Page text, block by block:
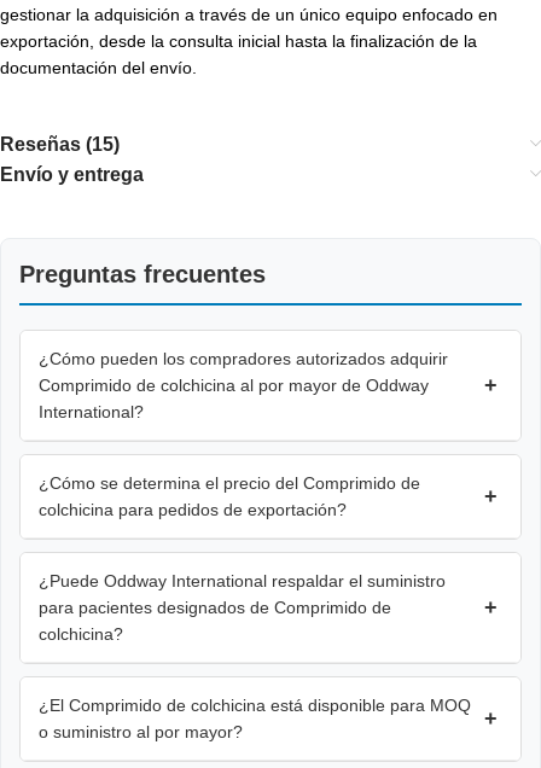
gestionar la adquisición a través de un único equipo enfocado en
exportación, desde la consulta inicial hasta la finalización de la
documentación del envío.
Reseñas (15)
Envío y entrega
Preguntas frecuentes
¿Cómo pueden los compradores autorizados adquirir
Comprimido de colchicina al por mayor de Oddway
International?
+
¿Cómo se determina el precio del Comprimido de
colchicina para pedidos de exportación?
+
¿Puede Oddway International respaldar el suministro
para pacientes designados de Comprimido de
colchicina?
+
¿El Comprimido de colchicina está disponible para MOQ
o suministro al por mayor?
+